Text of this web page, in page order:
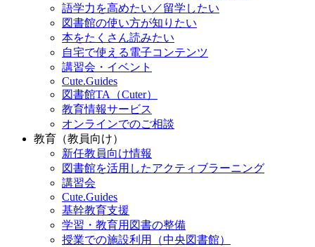
語学力を高めたい／留学したい
図書館の使い方が知りたい
本をたくさん読みたい
自宅で使える電子コンテンツ
講習会・イベント
Cute.Guides
図書館TA（Cuter）
教育情報サービス
オンラインでのご相談
教育（教員向け）
新任教員向け情報
図書館を活用したアクティブラーニング
講習会
Cute.Guides
基幹教育支援
学習・教育用図書の整備
授業での施設利用（中央図書館）